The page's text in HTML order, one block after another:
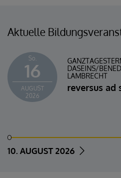
Aktuelle
So.
16
AUGUST
2026
DASEINS/
LAMBRECHT
reversus ad
10. AUGUST 2026